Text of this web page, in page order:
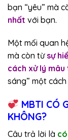
bạn “yêu” mà
nhất với bạn.
Một mối quan
mà còn từ sự
cách xử lý mâu
sáng” một
MBTI CÓ
KHÔNG?
Câu trả lời là